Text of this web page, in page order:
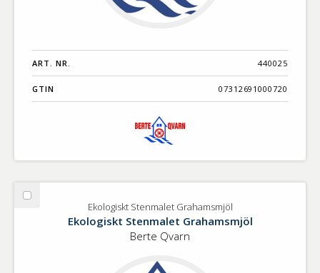
ART. NR. 440025
GTIN 07312691000720
Välj
Stenmalet
Ekologiskt Stenmalet Grahamsmjöl
Ekologiskt Stenmalet Grahamsmjöl
Berte Qvarn